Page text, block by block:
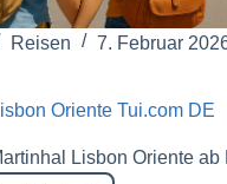
Reisen 7. Februar
Oriente Tui.com DE
Lisbon Oriente ab